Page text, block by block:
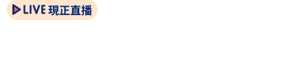
現正直播